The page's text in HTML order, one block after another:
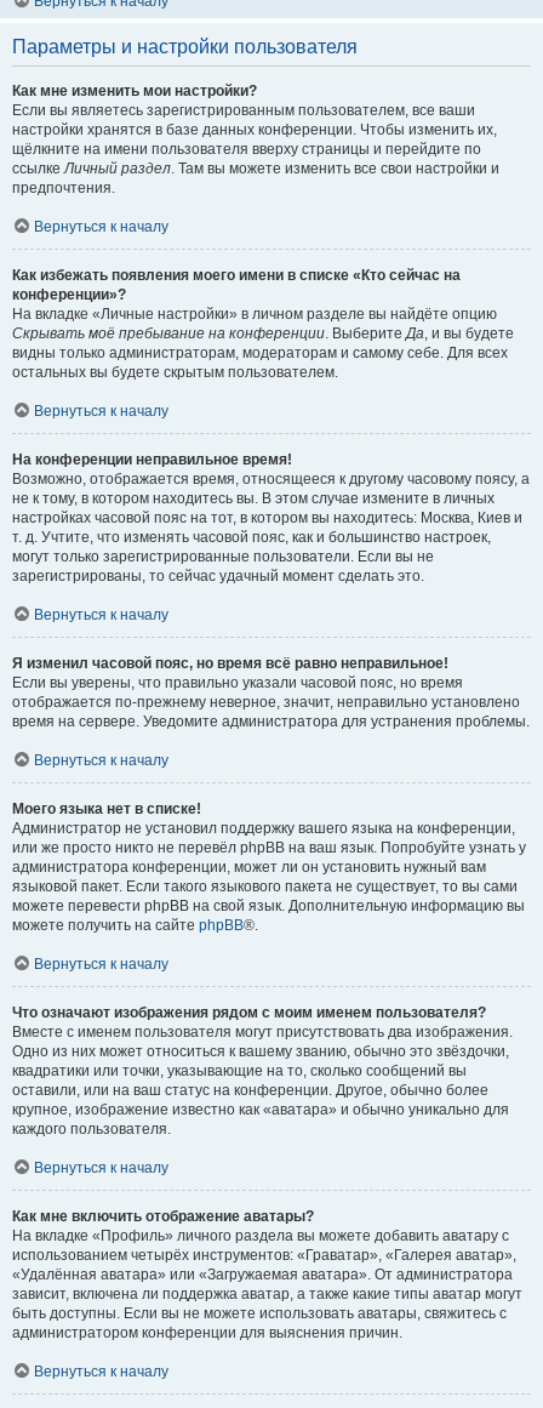
Параметры и настройки пользователя
Как мне изменить мои настройки?
Если вы являетесь зарегистрированным пользователем, все ваши
настройки хранятся в базе данных конференции. Чтобы изменить их,
щёлкните на имени пользователя вверху страницы и перейдите по
ссылкеЛичный раздел. Там вы можете изменить все свои настройки и
предпочтения.
Вернуться к началу
Как избежать появления моего имени в списке «Кто сейчас на
конференции»?
На вкладке «Личные настройки» в личном разделе вы найдёте опцию
Скрывать моё пребывание на конференции. ВыберитеДа, и вы будете
видны только администраторам, модераторам и самому себе. Для всех
остальных вы будете скрытым пользователем.
Вернуться к началу
На конференции неправильное время!
Возможно, отображается время, относящееся к другому часовому поясу, а
не к тому, в котором находитесь вы. В этом случае измените в личных
настройках часовой пояс на тот, в котором вы находитесь: Москва, Киев и
т. д. Учтите, что изменять часовой пояс, как и большинство настроек,
могут только зарегистрированные пользователи. Если вы не
зарегистрированы, то сейчас удачный момент сделать это.
Вернуться к началу
Я изменил часовой пояс, но время всё равно неправильное!
Если вы уверены, что правильно указали часовой пояс, но время
отображается по-прежнему неверное, значит, неправильно установлено
время на сервере. Уведомите администратора для устранения проблемы.
Вернуться к началу
Моего языка нет в списке!
Администратор не установил поддержку вашего языка на конференции,
или же просто никто не перевёл phpBB на ваш язык. Попробуйте узнать у
администратора конференции, может ли он установить нужный вам
языковой пакет. Если такого языкового пакета не существует, то вы сами
можете перевести phpBB на свой язык. Дополнительную информацию вы
можете получить на сайте phpBB®.
Вернуться к началу
Что означают изображения рядом с моим именем пользователя?
Вместе с именем пользователя могут присутствовать два изображения.
Одно из них может относиться к вашему званию, обычно это звёздочки,
квадратики или точки, указывающие на то, сколько сообщений вы
оставили, или на ваш статус на конференции. Другое, обычно более
крупное, изображение известно как «аватара» и обычно уникально для
каждого пользователя.
Вернуться к началу
Как мне включить отображение аватары?
На вкладке «Профиль» личного раздела вы можете добавить аватару с
использованием четырёх инструментов: «Граватар», «Галерея аватар»,
«Удалённая аватара» или «Загружаемая аватара». От администратора
зависит, включена ли поддержка аватар, а также какие типы аватар могут
быть доступны. Если вы не можете использовать аватары, свяжитесь с
администратором конференции для выяснения причин.
Вернуться к началу